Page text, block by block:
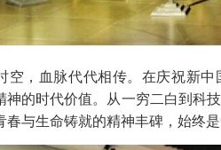
空，血脉代代相传。在庆祝新
神的时代价值。从一穷二白到科
与生命铸就的精神丰碑，始终